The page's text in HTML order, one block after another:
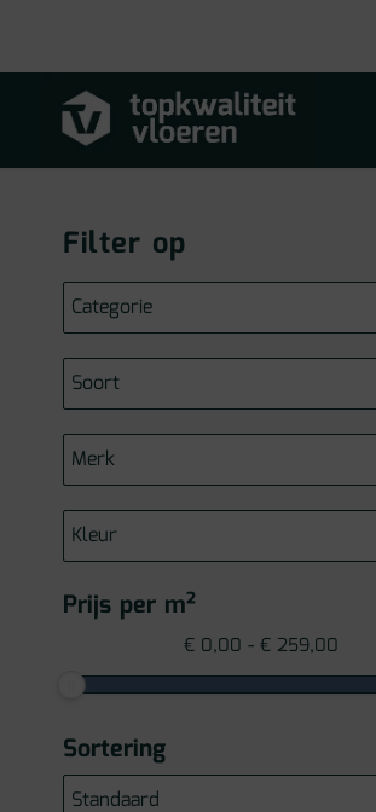
Filter op
Prijs per m²
€ 0,00 -€259,00
Sortering